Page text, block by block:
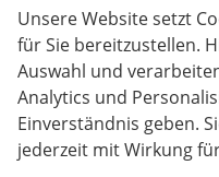
Sportline 2.0 TDI 7-
Sportline 2.0 TSI 7-
Octavia Combi
1.5 TSI mHEV 110
1.5 TSI mHEV 110
Unsere Website setzt
für Sie bereitzustellen.
Auswahl und
Analytics und
Einverständnis geben.
jederzeit mit Wirkung